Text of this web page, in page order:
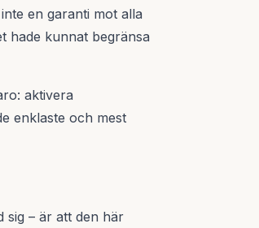
en garanti mot alla
hade kunnat begränsa
aktivera
enklaste och mest
sig – är att den här